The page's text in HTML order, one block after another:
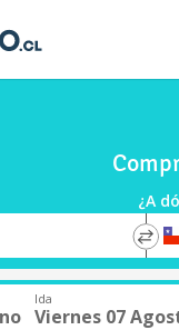
¿A
*
Ida
Viernes 07